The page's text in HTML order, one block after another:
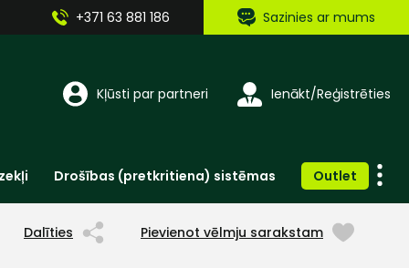
+371 63 881 186 Sazinies ar mums
Kļūsti par partneri Ienākt/Reģistrēties
Drošības (pretkritiena) sistēmas Outlet
Dalīties Pievienot vēlmju sarakstam